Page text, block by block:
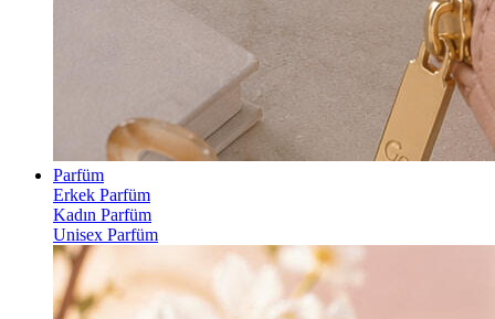
Parfüm
Erkek Parfüm
Kadın Parfüm
Unisex Parfüm